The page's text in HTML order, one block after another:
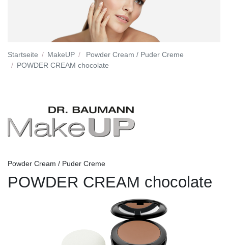
Startseite MakeUP
Powder Cream / Puder Creme
POWDER CREAM chocolate
Powder Cream / Puder Creme
POWDER CREAM chocolate